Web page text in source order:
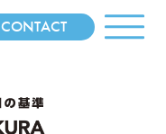
CONTACT